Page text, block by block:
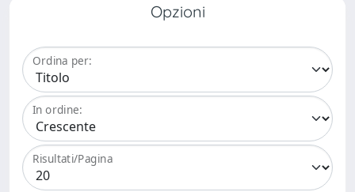
Opzioni
Ordina per:
In ordine:
Risultati/Pagina